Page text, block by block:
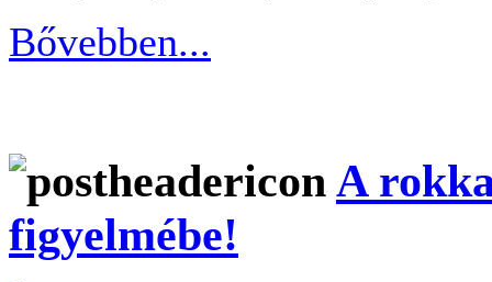
Bővebben...
A
figyelmébe!